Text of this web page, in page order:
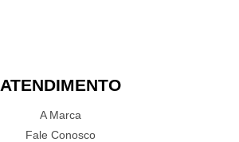
ATENDIMENTO
A Marca
Fale Conosco